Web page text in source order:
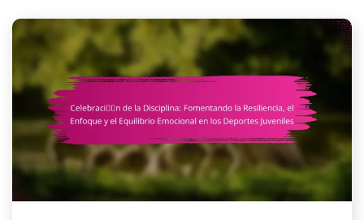
content